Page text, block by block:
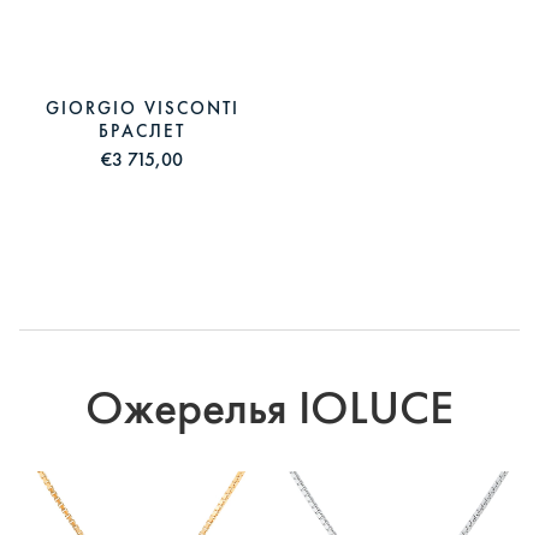
GIORGIO VISCONTI
БРАСЛЕТ
€3 715,00
Ожерелья IOLUCE